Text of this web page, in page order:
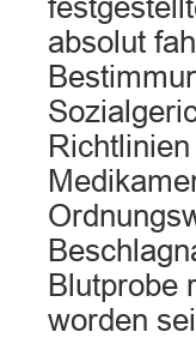
absolut
Blutprobe
worden